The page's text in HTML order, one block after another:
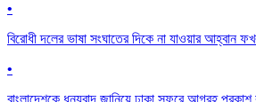
•
বিরোধী দলের ভাষা সংঘাতের দিকে না যাওয়ার আহ্বান
•